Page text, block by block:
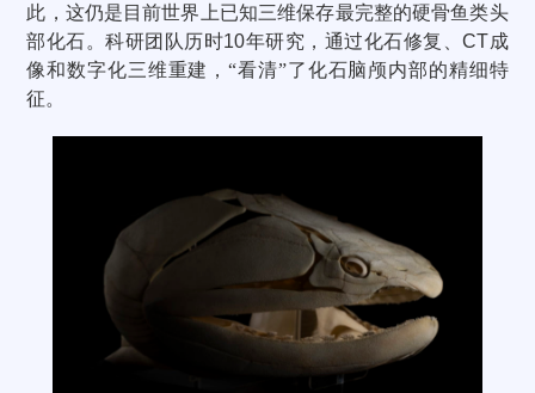
此，这仍是目前世界上已知三维保存最完整的硬骨鱼类头
部化石。科研团队历时10年研究，通过化石修复、CT成
像和数字化三维重建，“看清”了化石脑颅内部的精细特
征。